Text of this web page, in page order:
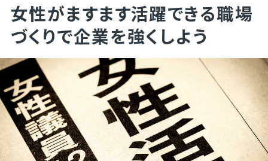
女性がますます活躍できる職場
づくりで企業を強くしよう